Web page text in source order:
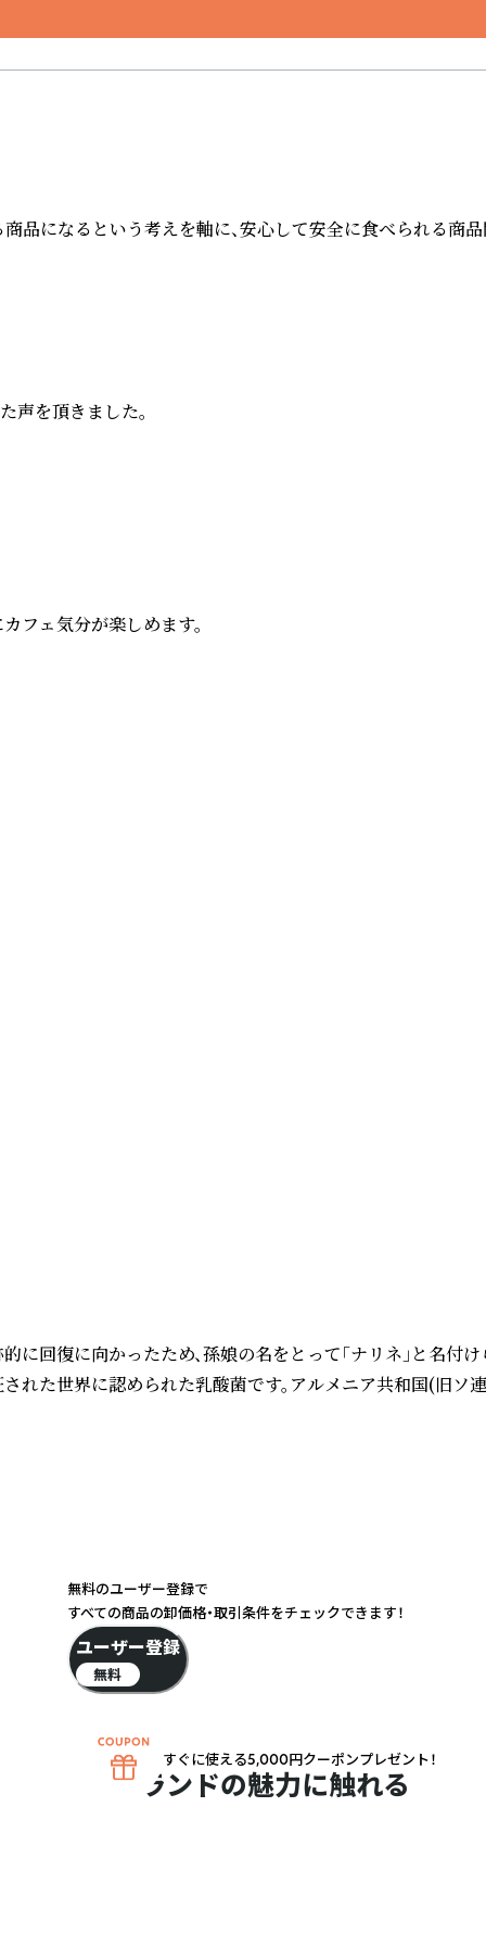
品になるという考えを軸に、安心して安全に食べられる商品
声を頂きました。
フェ気分が楽しめます。
回復に向かったため、孫娘の名をとって「ナリネ」と名付け
た世界に認められた乳酸菌です。アルメニア共和国(
から、動物からのものはすべてダメという人もいま
ブランドの魅力に触れる
無料のユーザー登録で
すべての商品の卸価格・取引条件をチェックできます！
ユーザー登録
無料
すぐに使える5,000円クーポンプレゼント！